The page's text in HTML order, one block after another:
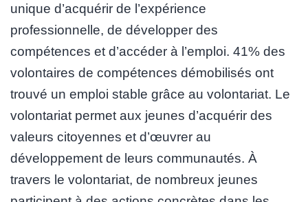
unique d’acquérir de l’expérience
professionnelle, de développer des
compétences et d’accéder à l’emploi. 41% des
volontaires de compétences démobilisés ont
trouvé un emploi stable grâce au volontariat. Le
volontariat permet aux jeunes d’acquérir des
valeurs citoyennes et d’œuvrer au
développement de leurs communautés. À
travers le volontariat, de nombreux jeunes